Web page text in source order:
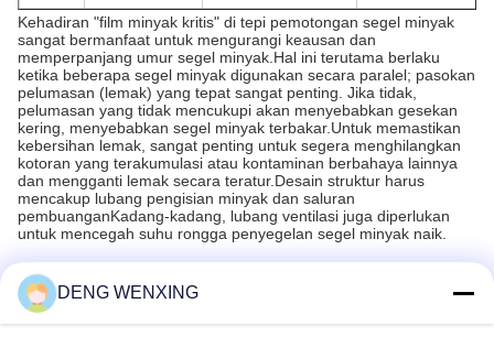
Kehadiran "film minyak kritis" di tepi pemotongan segel minyak
sangat bermanfaat untuk mengurangi keausan dan
memperpanjang umur segel minyak.Hal ini terutama berlaku
ketika beberapa segel minyak digunakan secara paralel; pasokan
pelumasan (lemak) yang tepat sangat penting. Jika tidak,
pelumasan yang tidak mencukupi akan menyebabkan gesekan
kering, menyebabkan segel minyak terbakar.Untuk memastikan
kebersihan lemak, sangat penting untuk segera menghilangkan
kotoran yang terakumulasi atau kontaminan berbahaya lainnya
dan mengganti lemak secara teratur.Desain struktur harus
mencakup lubang pengisian minyak dan saluran
pembuanganKadang-kadang, lubang ventilasi juga diperlukan
untuk mencegah suhu rongga penyegelan segel minyak naik.
Produk yang Direkomendasikan
DENG WENXING